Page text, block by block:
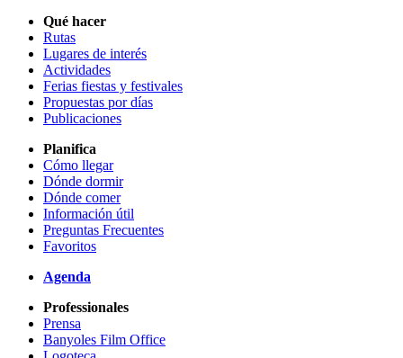
Qué hacer
Rutas
Lugares de interés
Actividades
Ferias fiestas y festivales
Propuestas por días
Publicaciones
Planifica
Cómo llegar
Dónde dormir
Dónde comer
Información útil
Preguntas Frecuentes
Favoritos
Agenda
Professionales
Prensa
Banyoles Film Office